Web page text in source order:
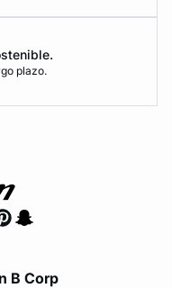
plazo.
B Corp